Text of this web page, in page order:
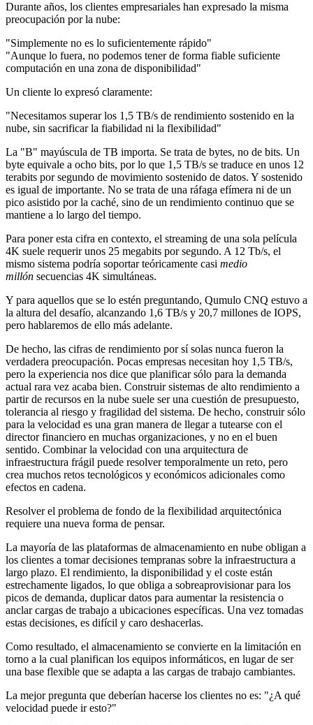
Durante años, los clientes empresariales han expresado la misma
preocupación por la nube:
"Simplemente no es lo suficientemente rápido"
"Aunque lo fuera, no podemos tener de forma fiable suficiente
computación en una zona de disponibilidad"
Un cliente lo expresó claramente:
"Necesitamos superar los 1,5 TB/s de rendimiento sostenido en la
nube, sin sacrificar la fiabilidad ni la flexibilidad"
La "B" mayúscula de TB importa. Se trata de bytes, no de bits. Un
byte equivale a ocho bits, por lo que 1,5 TB/s se traduce en unos 12
terabits por segundo de movimiento sostenido de datos. Y sostenido
es igual de importante. No se trata de una ráfaga efímera ni de un
pico asistido por la caché, sino de un rendimiento continuo que se
mantiene a lo largo del tiempo.
Para poner esta cifra en contexto, el streaming de una sola película
4K suele requerir unos 25 megabits por segundo. A 12 Tb/s, el
mismo sistema podría soportar teóricamente casi medio
millón secuencias 4K simultáneas.
Y para aquellos que se lo estén preguntando, Qumulo CNQ estuvo a
la altura del desafío, alcanzando 1,6 TB/s y 20,7 millones de IOPS,
pero hablaremos de ello más adelante.
De hecho, las cifras de rendimiento por sí solas nunca fueron la
verdadera preocupación. Pocas empresas necesitan hoy 1,5 TB/s,
pero la experiencia nos dice que planificar sólo para la demanda
actual rara vez acaba bien. Construir sistemas de alto rendimiento a
partir de recursos en la nube suele ser una cuestión de presupuesto,
tolerancia al riesgo y fragilidad del sistema. De hecho, construir sólo
para la velocidad es una gran manera de llegar a tutearse con el
director financiero en muchas organizaciones, y no en el buen
sentido. Combinar la velocidad con una arquitectura de
infraestructura frágil puede resolver temporalmente un reto, pero
crea muchos retos tecnológicos y económicos adicionales como
efectos en cadena.
Resolver el problema de fondo de la flexibilidad arquitectónica
requiere una nueva forma de pensar.
La mayoría de las plataformas de almacenamiento en nube obligan a
los clientes a tomar decisiones tempranas sobre la infraestructura a
largo plazo. El rendimiento, la disponibilidad y el coste están
estrechamente ligados, lo que obliga a sobreaprovisionar para los
picos de demanda, duplicar datos para aumentar la resistencia o
anclar cargas de trabajo a ubicaciones específicas. Una vez tomadas
estas decisiones, es difícil y caro deshacerlas.
Como resultado, el almacenamiento se convierte en la limitación en
torno a la cual planifican los equipos informáticos, en lugar de ser
una base flexible que se adapta a las cargas de trabajo cambiantes.
La mejor pregunta que deberían hacerse los clientes no es: "¿A qué
velocidad puede ir esto?"